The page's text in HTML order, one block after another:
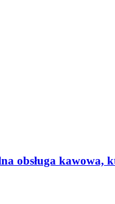
obsługa kawowa,